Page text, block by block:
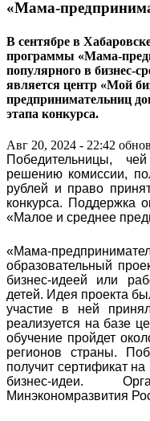
«Мама-
В сентябре в
программы «Мама-
популярного в бизнес-
является центр «Мой
предпринимательниц
этапа конкурса.
Авг 20, 2024 - 22:42
Победительницы,
решению комиссии,
рублей и право
конкурса. Поддержка
«Малое и среднее
«Мама-
образовательный
бизнес-идеей или
детей. Идея проекта
участие в ней
реализуется на базе
обучение пройдет
регионов страны.
получит сертификат
бизнес-идеи.
Минэкономразвития